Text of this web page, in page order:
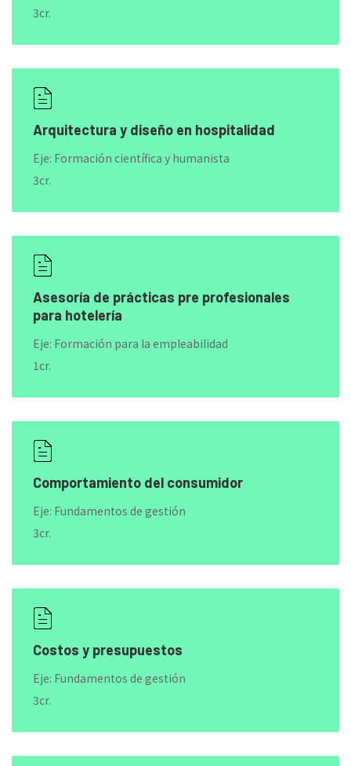
3cr.
Arquitectura y diseño en hospitalidad
Eje: Formación científica y humanista
3cr.
Asesoría de prácticas pre profesionales
para hotelería
Eje: Formación para la empleabilidad
1cr.
Comportamiento del consumidor
Eje: Fundamentos de gestión
3cr.
Costos y presupuestos
Eje: Fundamentos de gestión
3cr.